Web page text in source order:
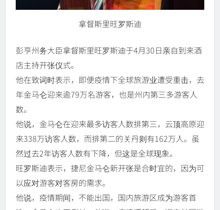
拿督斯里旺罗斯迪
彭亨州务大臣拿督斯里旺罗斯迪于4月30日亲自到来酒
店主持开张仪式。
他在致词时表示，即便疫情下全球旅游业遭受重击，去
年金马仑迎来逾79万名游客，也是州内第三多游客人
数。
他说，金马仑在迎来最多访客人数排第三，云顶高原迎
来338万访客人数，而排第二的关丹则有162万人。虽
然过去2年访客人数有下降，但这是全球现象。
旺罗斯迪表示，捷尼金马仑新开张是合时宜的，因为可
以应对游客对客房的需求。
他说，疫情期间，不能出国，国内旅游区成为游客首